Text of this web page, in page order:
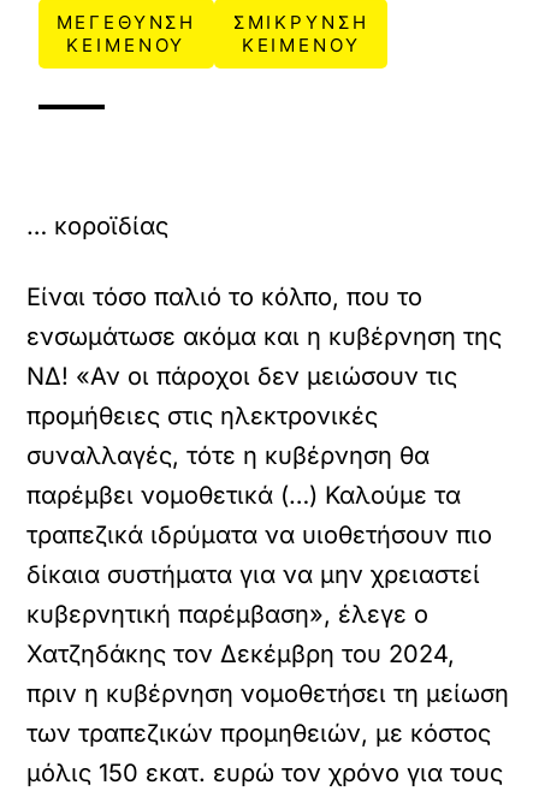
ΜΕΓΕΘΥΝΣΗ
ΚΕΙΜΕΝΟΥ
ΣΜΙΚΡΥΝΣΗ
ΚΕΙΜΕΝΟΥ
… κοροϊδίας
Είναι τόσο παλιό το κόλπο, που το
ενσωμάτωσε ακόμα και η κυβέρνηση της
ΝΔ! «Αν οι πάροχοι δεν μειώσουν τις
προμήθειες στις ηλεκτρονικές
συναλλαγές, τότε η κυβέρνηση θα
παρέμβει νομοθετικά (…) Καλούμε τα
τραπεζικά ιδρύματα να υιοθετήσουν πιο
δίκαια συστήματα για να μην χρειαστεί
κυβερνητική παρέμβαση», έλεγε ο
Χατζηδάκης τον Δεκέμβρη του 2024,
πριν η κυβέρνηση νομοθετήσει τη μείωση
των τραπεζικών προμηθειών, με κόστος
μόλις 150 εκατ. ευρώ τον χρόνο για τους